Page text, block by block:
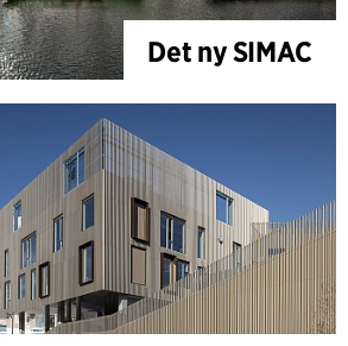
Det ny SIMAC